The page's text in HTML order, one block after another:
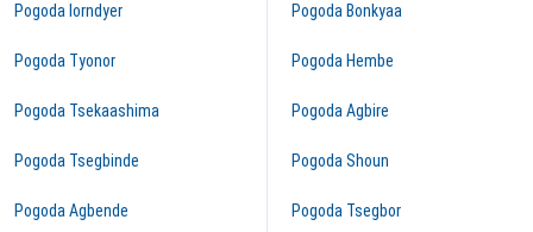
Pogoda Iorndyer
Pogoda Tyonor
Pogoda Tsekaashima
Pogoda Tsegbinde
Pogoda Agbende
Pogoda Bonkyaa
Pogoda Hembe
Pogoda Agbire
Pogoda Shoun
Pogoda Tsegbor